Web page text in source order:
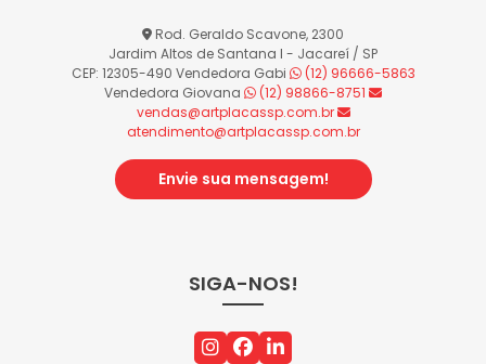
Rod. Geraldo Scavone, 2300
Jardim Altos de Santana I - Jacareí / SP
CEP: 12305-490 Vendedora Gabi
(12) 96666-5863
Vendedora Giovana
(12) 98866-8751
vendas@artplacassp.com.br
atendimento@artplacassp.com.br
Envie sua mensagem!
SIGA-NOS!